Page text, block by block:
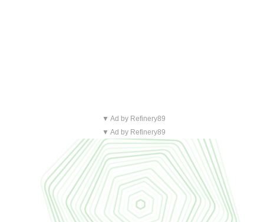
▼ Ad by Refinery89
▼ Ad by Refinery89